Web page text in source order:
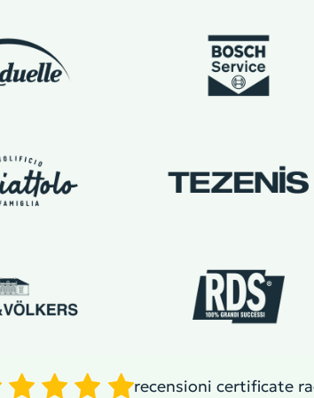
recensioni certificate